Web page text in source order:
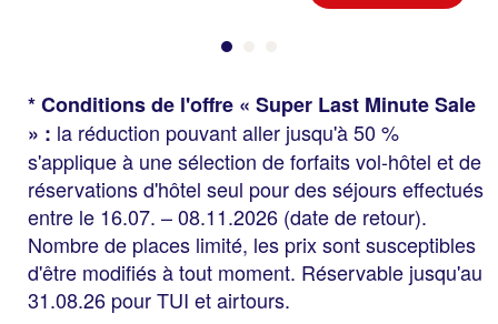
* Conditions de l'offre « Super Last Minute Sale
» : la réduction pouvant aller jusqu'à 50 %
s'applique à une sélection de forfaits vol-hôtel et de
réservations d'hôtel seul pour des séjours effectués
entre le 16.07. – 08.11.2026 (date de retour).
Nombre de places limité, les prix sont susceptibles
d'être modifiés à tout moment. Réservable jusqu'au
31.08.26 pour TUI et airtours.